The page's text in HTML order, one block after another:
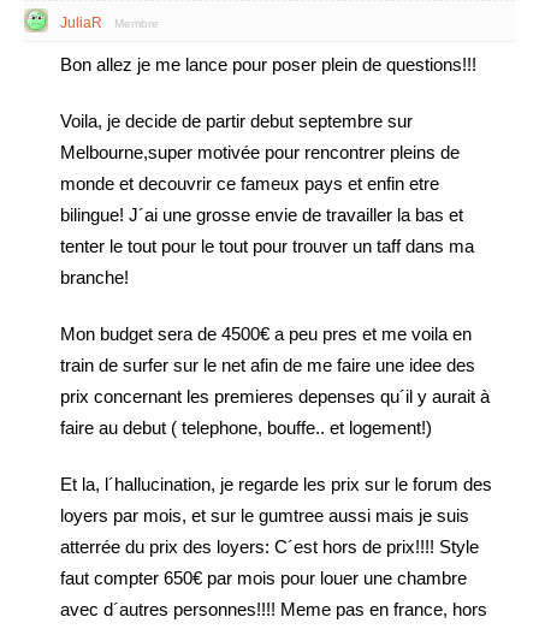
JuliaR Membre
Bon allez je me lance pour poser plein de questions!!!
Voila, je decide de partir debut septembre sur
Melbourne,super motivée pour rencontrer pleins de
monde et decouvrir ce fameux pays et enfin etre
bilingue! J´ai une grosse envie de travailler la bas et
tenter le tout pour le tout pour trouver un taff dans ma
branche!
Mon budget sera de 4500€ a peu pres et me voila en
train de surfer sur le net afin de me faire une idee des
prix concernant les premieres depenses qu´il y aurait à
faire au debut ( telephone, bouffe.. et logement!)
Et la, l´hallucination, je regarde les prix sur le forum des
loyers par mois, et sur le gumtree aussi mais je suis
atterrée du prix des loyers: C´est hors de prix!!!! Style
faut compter 650€ par mois pour louer une chambre
avec d´autres personnes!!!! Meme pas en france, hors